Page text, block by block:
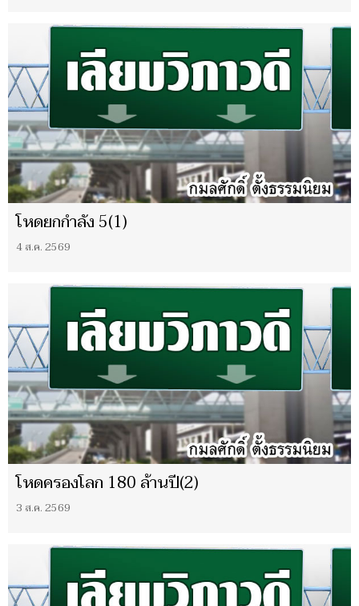
โหดยกกำลัง 5(1)
4 ส.ค. 2569
โหดครองโลก 180 ล้านปี(2)
3 ส.ค. 2569